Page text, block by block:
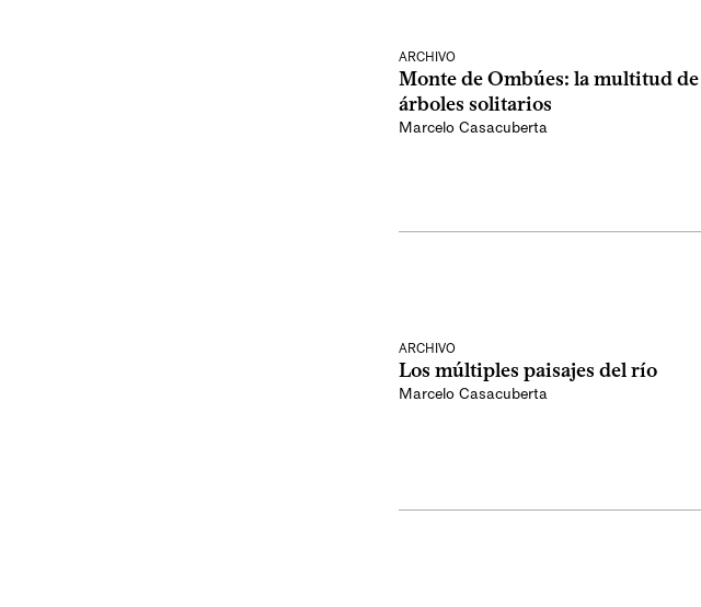
ARCHIVO
Monte de Ombúes: la multitud de
árboles solitarios
Marcelo Casacuberta
ARCHIVO
Los múltiples paisajes del río
Marcelo Casacuberta